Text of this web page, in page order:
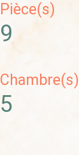
Pièce(s)
9
Chambre(s)
5